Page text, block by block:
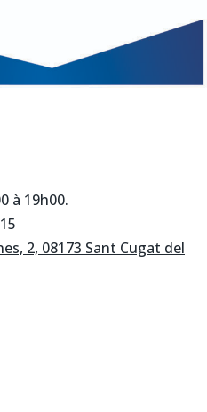
à 19h00.
2, 08173 Sant Cugat del